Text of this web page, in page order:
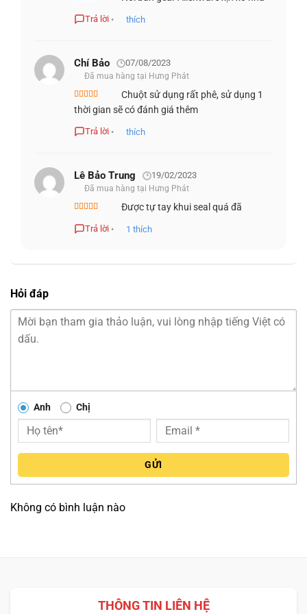
Công nghệ:Lithium ion
Thời gian sử dụng (Tối đa):
(mới xuất xưởng):
Tối đa 116 giờ
PHÂN MỀM / OS
Center
Yêu cầu hệ điều hành:
HƯỚNG DẪN SỬ DỤNG ALIENWARE 610M
BƯỚC 1: KẾT NỐI CHUỘT
Chế độ wired
Dùng cáp USB đi kèm để kết nối chuột với
máy tính của bạn. Máy tính sẽ tự nhận diện và
hạng55 sao
Trả lời • thích
Chí Bảo 07/08/2023
Đã mua hàng tại Hưng Phát
Được xếp
hạng 45
Chuột sử dụng rất phê, sử dụng 1
thời gian sẽ có đánh giá thêm
Trả lời • thích
Lê Bảo Trung 19/02/2023
Đã mua hàng tại Hưng Phát
hạng55 sao
Được tự tay khui seal quá đã
Trả lời • 1 thích
Hỏi đáp
Anh Chị
GỬI
Không có bình luận nào
THÔNG TIN LIÊN HỆ